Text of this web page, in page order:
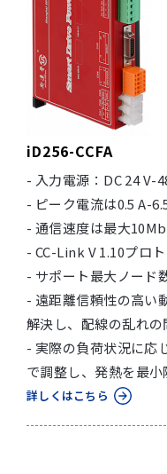
iD256-CCFA
- 入力電源：DC 24 V-
- ピーク電流は0.5 A-
- 通信速度は最大
- CC-Link V 1.10プロ
- サポート最大ノード
- 遠距離信頼性の高い
解決し、配線の乱れの
- 実際の負荷状況に応
で調整し、発熱を最小
詳しくはこちら